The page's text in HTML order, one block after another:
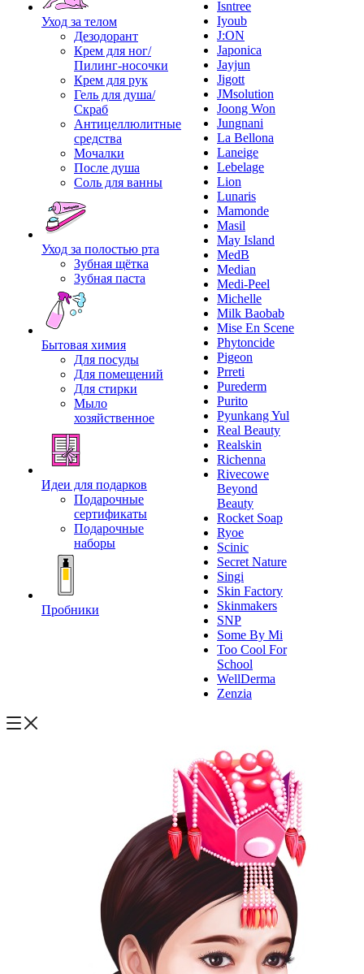
Уход за телом
Дезодорант
Крем для ног/
Пилинг-носочки
Крем для рук
Гель для душа/
Скраб
Антицеллюлитные
средства
Мочалки
После душа
Соль для ванны
Уход за полостью рта
Зубная щётка
Зубная паста
Бытовая химия
Для посуды
Для помещений
Для стирки
Мыло
хозяйственное
Идеи для подарков
Подарочные
сертификаты
Подарочные
наборы
Пробники
Isntree
Iyoub
J:ON
Japonica
Jayjun
Jigott
JMsolution
Joong Won
Jungnani
La Bellona
Laneige
Lebelage
Lion
Lunaris
Mamonde
Masil
May Island
MedB
Median
Medi-Peel
Michelle
Milk Baobab
Mise En Scene
Phytoncide
Pigeon
Prreti
Purederm
Purito
Pyunkang Yul
Real Beauty
Realskin
Richenna
Rivecowe
Beyond
Beauty
Rocket Soap
Ryoe
Scinic
Secret Nature
Singi
Skin Factory
Skinmakers
SNP
Some By Mi
Too Cool For
School
WellDerma
Zenzia